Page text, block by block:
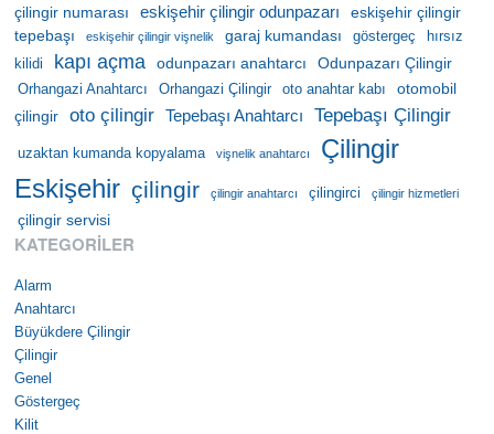
çilingir numarası
eskişehir çilingir odunpazarı
eskişehir çilingir
tepebaşı
eskişehir çilingir vişnelik garaj kumandası göstergeç
hırsız
kilidi
kapı açma odunpazarı anahtarcı Odunpazarı Çilingir
Orhangazi Anahtarcı Orhangazi Çilingir oto anahtar kabı
otomobil
çilingir
oto çilingir Tepebaşı Anahtarcı Tepebaşı Çilingir
uzaktan kumanda kopyalama vişnelik anahtarcı
Çilingir
Eskişehir çilingir çilingir anahtarcı çilingirci çilingir hizmetleri
çilingir servisi
KATEGORILER
Alarm
Anahtarcı
Büyükdere Çilingir
Çilingir
Genel
Göstergeç
Kilit